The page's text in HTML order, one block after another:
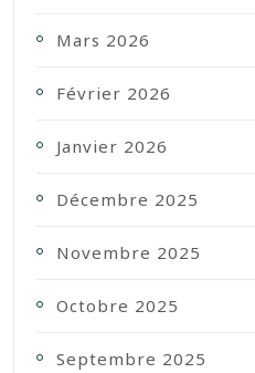
Mars 2026
Février 2026
Janvier 2026
Décembre 2025
Novembre 2025
Octobre 2025
Septembre 2025